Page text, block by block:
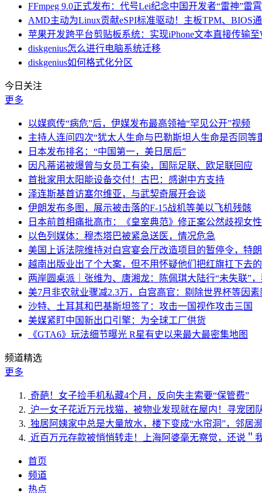
FFmpeg 9.0正式发布：代号Lei纪念中国开发者“雷神”雷
AMD主动为Linux贡献eSPI标准驱动！主板TPM、BIOS
苹果开发跨平台剪贴板系统：实现iPhone文本直接传输至
diskgenius怎么进行电脑系统迁移
diskgenius如何格式化分区
今日关注
更多
以媒疯传“病危”后，伊媒发布最高领袖“罕见公开”视频
主持人连问四次“犹太人生命与巴勒斯坦人生命是否同
日本发布排名：“中国第一，美日居后”
因凡蒂诺被爆曾与女员工有染，国际足联、欧足联回应
首批家用太阳能设备交付！古巴：感谢中方支持
泽连斯基首访塞尔维亚，与武契奇展开会谈
伊朗发布多图，展示被击落的F-15战机等美以飞机残骸
日本前首相痛批高市：《皇室典范》修正案公然歧视女性
以色列媒体：穆杰塔巴被紧急送医，情况危急
美国上诉法院维持对白宫宴会厅改造项目的暂停令，特
越南出版业出了个大案，但不用怀疑他们把红旗扛下去
两岸圆桌派｜张维为、唐湘龙：陈佩琪大陆行“未失联”
美7月非农就业骤减2.3万，白宫高官：剔除世界杯等因素
沙特、土耳其和巴基斯坦签了：攻击一国视作攻击三国
美媒紧盯中国新出口引擎：为全球工厂供货
《GTA6》玩法细节曝光 R星有史以来最大最密集地图
频道精选
更多
奇葩！女子捡手机私藏4个月，反向失主索要“保管费”
沪一女子花近万元找猫，被物业发现就在屋内！寻宠团
独居阿姨家中总是大量放水，楼下变成“水帘洞”，邻
近百万元存款被悄悄转走！上海阿婆毫无察觉，还说
首页
频道
热点